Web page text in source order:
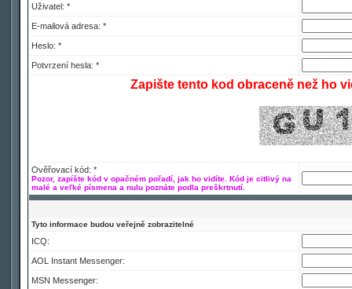
Uživatel: *
E-mailová adresa: *
Heslo: *
Potvrzení hesla: *
Zapište tento kod obraceně než ho
Ověřovací kód: *
Pozor, zapíšte kód v opačném pořadí, jak ho vidíte. Kód je citlivý na
malé a veľké písmena a nulu poznáte podla preškrtnutí.
Tyto informace budou veřejně zobrazitelné
ICQ:
AOL Instant Messenger:
MSN Messenger: